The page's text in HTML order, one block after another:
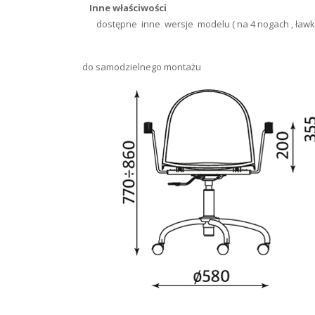
Inne właściwości
dostępne inne wersje modelu ( na 4 nogach ,
do samodzielnego montażu